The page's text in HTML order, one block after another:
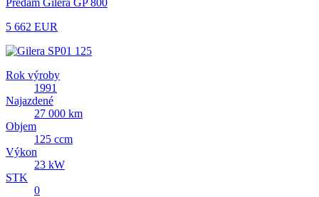
5 662 EUR
Rok výroby
1991
Najazdené
27 000 km
Objem
125 ccm
Výkon
23 kW
STK
0